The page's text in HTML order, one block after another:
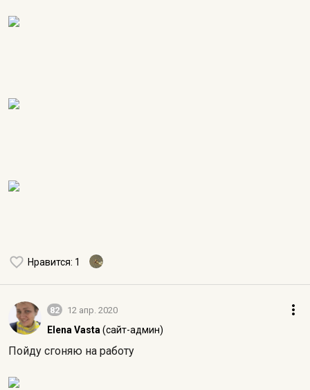
Нравится: 1
82 12 апр. 2020
Elena Vasta (сайт-админ)
Пойду сгоняю на работу